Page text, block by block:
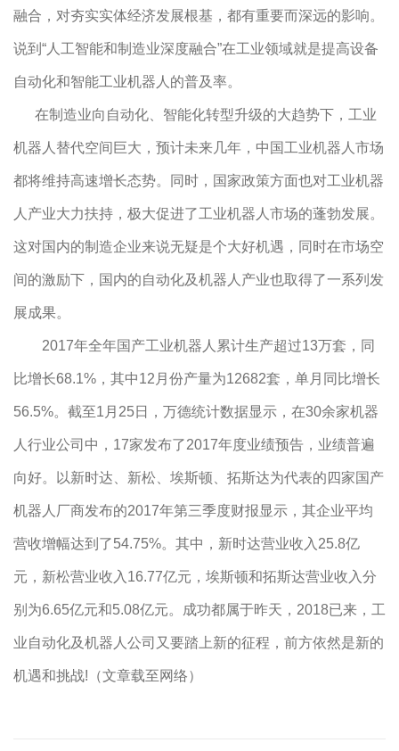
融合，对夯实实体经济发展根基，都有重要而深远的影响。
说到“人工智能和制造业深度融合”在工业领域就是提高设备
自动化和智能工业机器人的普及率。
在制造业向自动化、智能化转型升级的大趋势下，工业
机器人替代空间巨大，预计未来几年，中国工业机器人市场
都将维持高速增长态势。同时，国家政策方面也对工业机器
人产业大力扶持，极大促进了工业机器人市场的蓬勃发展。
这对国内的制造企业来说无疑是个大好机遇，同时在市场空
间的激励下，国内的自动化及机器人产业也取得了一系列发
展成果。
2017年全年国产工业机器人累计生产超过13万套，同
比增长68.1%，其中12月份产量为12682套，单月同比增长
56.5%。截至1月25日，万德统计数据显示，在30余家机器
人行业公司中，17家发布了2017年度业绩预告，业绩普遍
向好。以新时达、新松、埃斯顿、拓斯达为代表的四家国产
机器人厂商发布的2017年第三季度财报显示，其企业平均
营收增幅达到了54.75%。其中，新时达营业收入25.8亿
元，新松营业收入16.77亿元，埃斯顿和拓斯达营业收入分
别为6.65亿元和5.08亿元。成功都属于昨天，2018已来，工
业自动化及机器人公司又要踏上新的征程，前方依然是新的
机遇和挑战!（文章载至网络）